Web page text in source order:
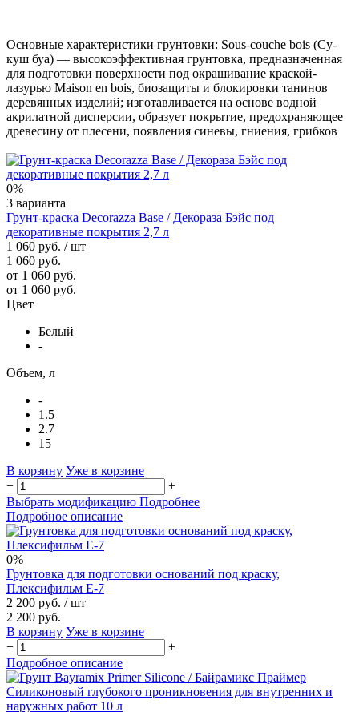
Основные характеристики грунтовки: Sous-couche bois (Су-
куш буа) — высокоэффективная грунтовка, предназначенная
для подготовки поверхности под окрашивание краской-
лазурью Maison en bois, биозащиты и блокировки танинов
деревянных изделий; изготавливается на основе водной
акрилатной дисперсии, образует покрытие, предохраняющее
древесину от плесени, появления синевы, гниения, грибков
0%
3 варианта
Грунт-краска Decorazza Base / Декораза Бэйс под
декоративные покрытия 2,7 л
1 060 руб. / шт
1 060 руб.
от 1 060 руб.
от 1 060 руб.
Цвет
Белый
-
Объем, л
-
1.5
2.7
15
В корзину Уже в корзине
−
+
Выбрать модификацию Подробнее
Подробное описание
0%
Грунтовка для подготовки оснований под краску,
Плексифильм E-7
2 200 руб. / шт
2 200 руб.
В корзину Уже в корзине
−
+
Подробное описание